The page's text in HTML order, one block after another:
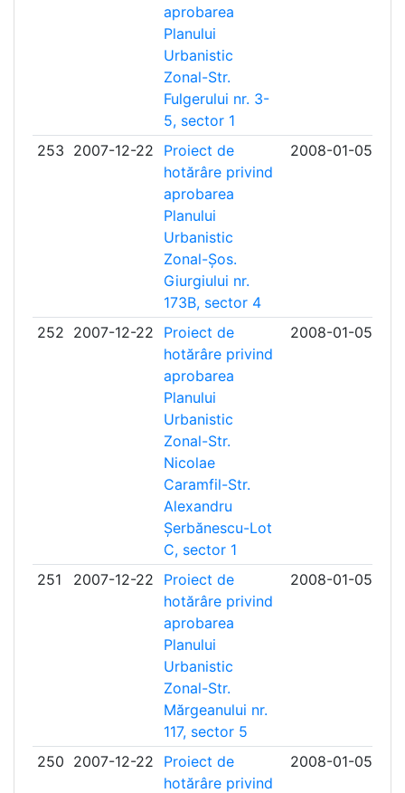
aprobarea
Planului
Urbanistic
Zonal-Str.
Fulgerului nr. 3-
5, sector 1
253 2007-12-22
Proiect de
hotărâre privind
aprobarea
Planului
Urbanistic
Zonal-Șos.
Giurgiului nr.
173B, sector 4
2008-01-05
252 2007-12-22
Proiect de
hotărâre privind
aprobarea
Planului
Urbanistic
Zonal-Str.
Nicolae
Caramfil-Str.
Alexandru
Șerbănescu-Lot
C, sector 1
2008-01-05
251 2007-12-22
Proiect de
hotărâre privind
aprobarea
Planului
Urbanistic
Zonal-Str.
Mărgeanului nr.
117, sector 5
2008-01-05
250 2007-12-22
Proiect de
hotărâre privind
2008-01-05